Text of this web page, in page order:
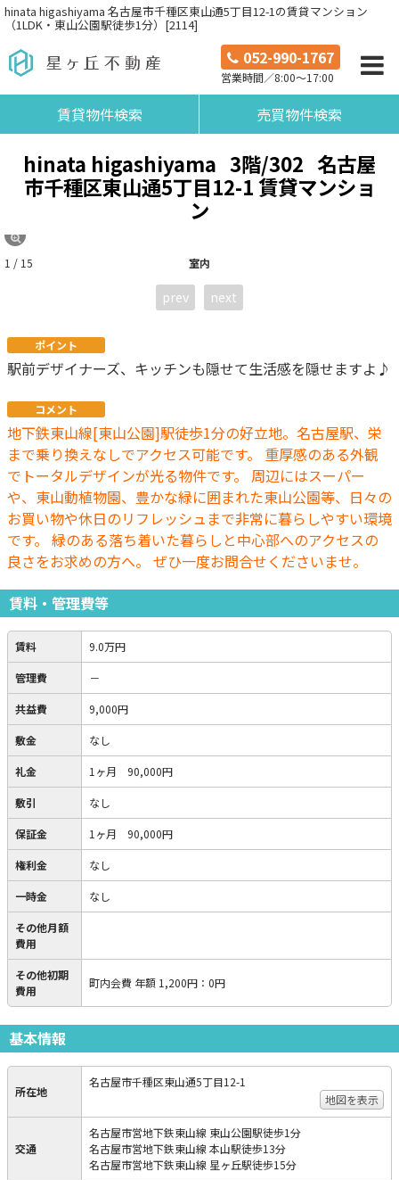
hinata higashiyama 名古屋市千種区東山通5丁目12-1の賃貸マンション
（1LDK・東山公園駅徒歩1分）[2114]
052-990-1767
営業時間／8:00～17:00
賃貸物件検索 売買物件検索
hinata higashiyama 3階/302 名古屋
市千種区東山通5丁目12-1 賃貸マンショ
ン
室内
1 / 15
prev next
ポイント
駅前デザイナーズ、キッチンも隠せて生活感を隠せますよ♪
コメント
地下鉄東山線[東山公園]駅徒歩1分の好立地。名古屋駅、栄
まで乗り換えなしでアクセス可能です。 重厚感のある外観
でトータルデザインが光る物件です。 周辺にはスーパー
や、東山動植物園、豊かな緑に囲まれた東山公園等、日々の
お買い物や休日のリフレッシュまで非常に暮らしやすい環境
です。 緑のある落ち着いた暮らしと中心部へのアクセスの
良さをお求めの方へ。 ぜひ一度お問合せくださいませ。
賃料・管理費等
賃料 9.0万円
管理費 －
共益費 9,000円
敷金 なし
礼金 1ヶ月 90,000円
敷引 なし
保証金 1ヶ月 90,000円
権利金 なし
一時金 なし
その他月額
費用
その他初期
費用
町内会費 年額 1,200円 ： 0円
基本情報
所在地
名古屋市千種区東山通5丁目12-1
地図を表示
交通
名古屋市営地下鉄東山線 東山公園駅徒歩1分
名古屋市営地下鉄東山線 本山駅徒歩13分
名古屋市営地下鉄東山線 星ヶ丘駅徒歩15分